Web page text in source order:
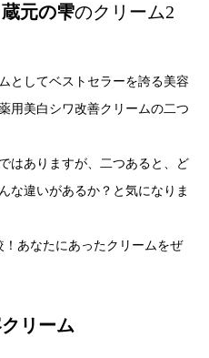
元の雫のクリーム2
としてベストセラーを誇る美容
用美白シワ改善クリームの二つ
はありますが、二つあると、ど
な違いがあるか？と気になりま
あなたにあったクリームをぜ
リーム